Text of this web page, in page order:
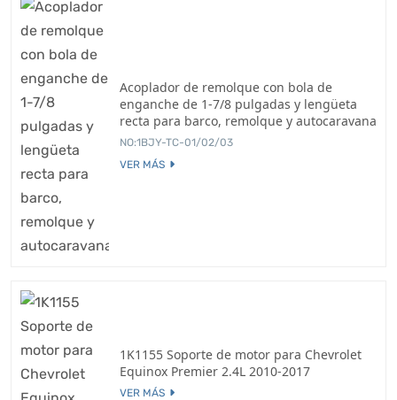
Acoplador de remolque con bola de
enganche de 1-7/8 pulgadas y lengüeta
recta para barco, remolque y autocaravana
NO:1BJY-TC-01/02/03
VER MÁS
1K1155 Soporte de motor para Chevrolet
Equinox Premier 2.4L 2010-2017
VER MÁS